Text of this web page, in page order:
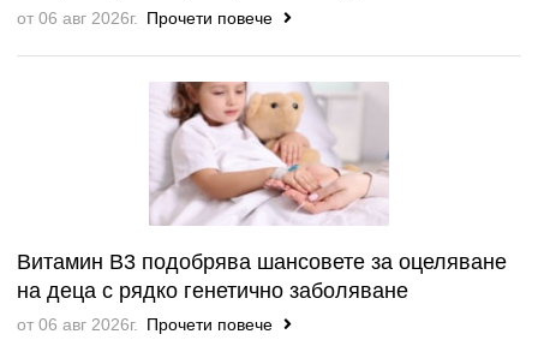
от 06 авг 2026г. Прочети повече
Витамин B3 подобрява шансовете за оцеляване
на деца с рядко генетично заболяване
от 06 авг 2026г. Прочети повече